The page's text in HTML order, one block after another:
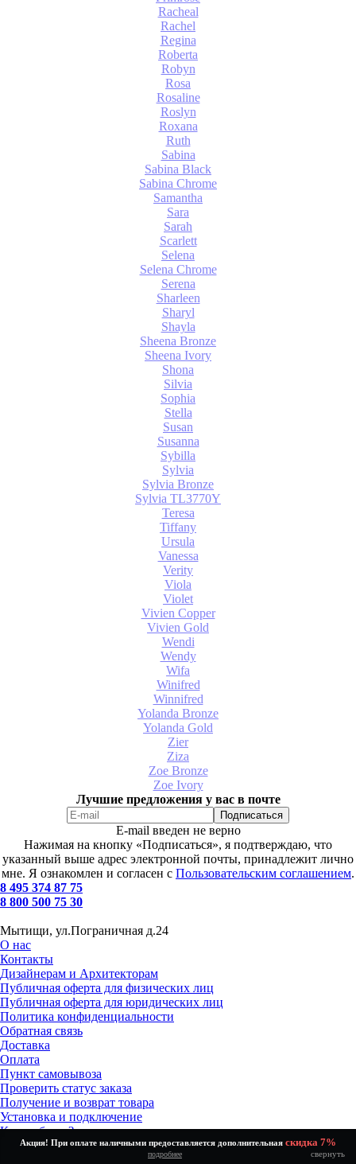
Акция! При оплате наличными предоставляется дополнительная скидка 7%
подробнее свернуть
Racheal
Rachel
Regina
Roberta
Robyn
Rosa
Rosaline
Roslyn
Roxana
Ruth
Sabina
Sabina Black
Sabina Chrome
Samantha
Sara
Sarah
Scarlett
Selena
Selena Chrome
Serena
Sharleen
Sharyl
Shayla
Sheena Bronze
Sheena Ivory
Shona
Silvia
Sophia
Stella
Susan
Susanna
Sybilla
Sylvia
Sylvia Bronze
Sylvia TL3770Y
Teresa
Tiffany
Ursula
Vanessa
Verity
Viola
Violet
Vivien Copper
Vivien Gold
Wendi
Wendy
Wifa
Winifred
Winnifred
Yolanda Bronze
Yolanda Gold
Zier
Ziza
Zoe Bronze
Zoe Ivory
Лучшие предложения у вас в почте
E-mail введен не верно
Нажимая на кнопку «Подписаться», я подтверждаю, что
указанный выше адрес электронной почты, принадлежит лично
мне. Я ознакомлен и согласен с Пользовательским соглашением.
8 495 374 87 75
8 800 500 75 30
Мытищи, ул.Пограничная д.24
О нас
Контакты
Дизайнерам и Архитекторам
Публичная оферта для физических лиц
Публичная оферта для юридических лиц
Политика конфиденциальности
Обратная связь
Доставка
Оплата
Пункт самовывоза
Проверить статус заказа
Получение и возврат товара
Установка и подключение
Как выбрать?
Скидки %